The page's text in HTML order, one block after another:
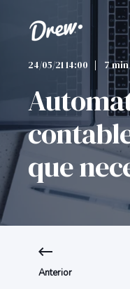
24/05/21 14:00 7
que
Anterior